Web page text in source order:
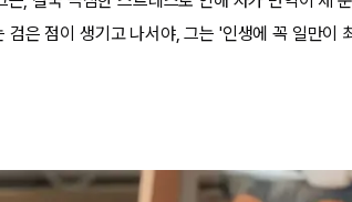
검은 점이 생기고 나서야, 그는 '인생에 꼭 일만이